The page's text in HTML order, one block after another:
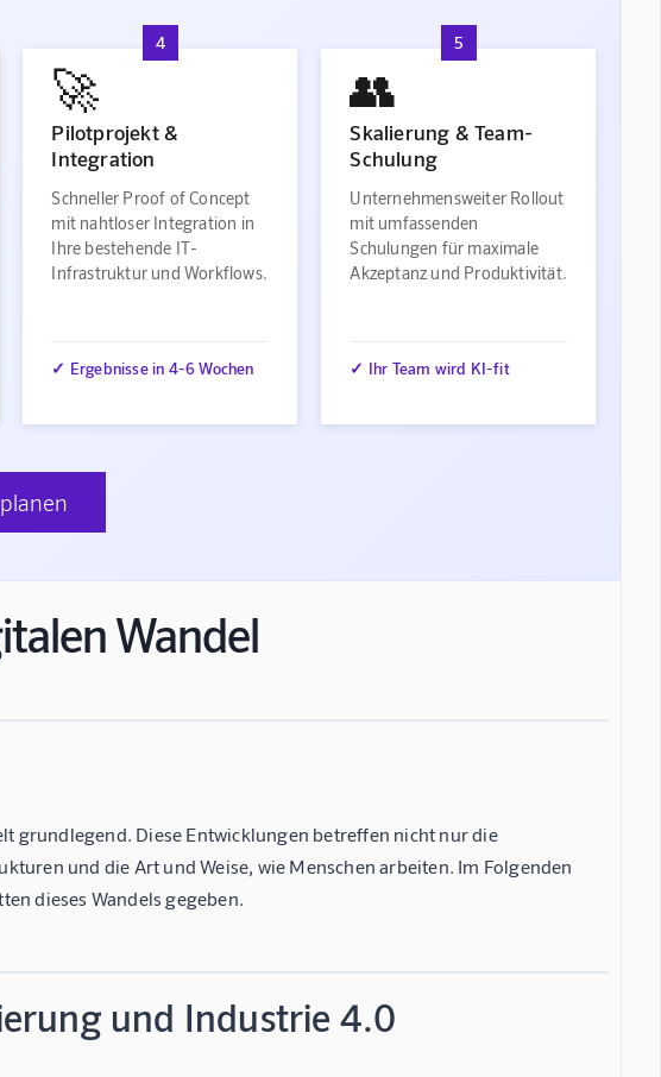
4
🚀
Pilotprojekt &
Integration
Schneller Proof of Concept
mit nahtloser Integration in
Ihre bestehende IT-
Infrastruktur und Workflows.
✓ Ergebnisse in 4-6 Wochen
5
👥
Skalierung & Team-
Schulung
Unternehmensweiter Rollout
mit umfassenden
Schulungen für maximale
Akzeptanz und Produktivität.
✓ Ihr Team wird KI-fit
Wandel
grundlegend. Diese Entwicklungen betreffen nicht nur die
und die Art und Weise, wie Menschen arbeiten. Im Folgenden
dieses Wandels gegeben.
und Industrie 4.0